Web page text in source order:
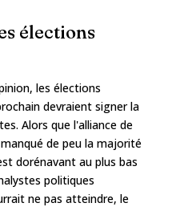
élections
les élections
devraient signer la
Alors que l'alliance de
de peu la majorité
dorénavant au plus bas
politiques
ne pas atteindre, le